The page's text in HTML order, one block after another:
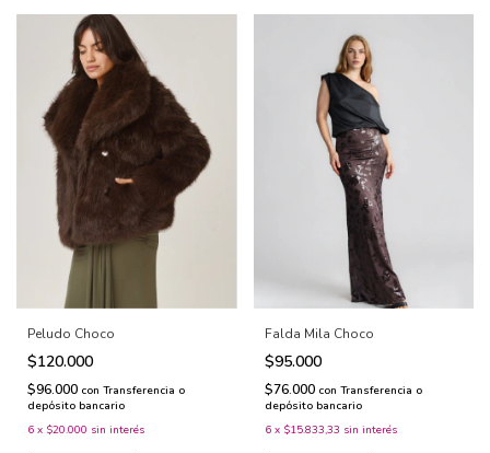
Peludo Choco
$120.000
$96.000 con Transferencia o
depósito bancario
6 x $20.000 sin interés
Falda Mila Choco
$95.000
$76.000 con Transferencia o
depósito bancario
6 x $15.833,33 sin interés